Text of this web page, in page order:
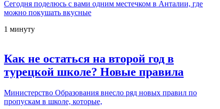
Сегодня поделюсь с вами одним местечком в Анталии, где
можно покушать вкусные
1 минуту
Как не остаться на второй год в
турецкой школе? Новые правила
Министерство Образования внесло ряд новых правил по
пропускам в школе, которые,